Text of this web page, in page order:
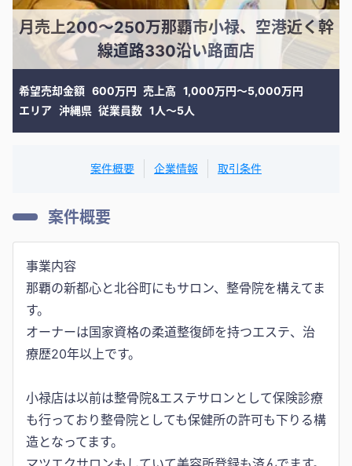
月売上200〜250万那覇市小禄、空港近く幹
線道路330沿い路面店
希望売却金額 600万円 売上高 1,000万円〜5,000万円
エリア 沖縄県 従業員数 1人〜5人
案件概要 企業情報 取引条件
案件概要
事業内容
那覇の新都心と北谷町にもサロン、整骨院を構えてま
す。
オーナーは国家資格の柔道整復師を持つエステ、治
療歴20年以上です。
小禄店は以前は整骨院&エステサロンとして保険診療
も行っており整骨院としても保健所の許可も下りる構
造となってます。